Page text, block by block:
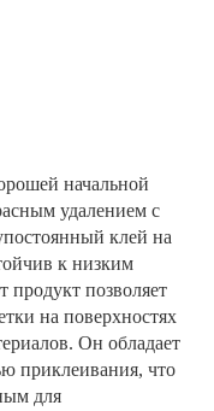
начальной
удалением с
клей на
к низким
продукт позволяет
на поверхностях
Он обладает
приклеивания, что
для